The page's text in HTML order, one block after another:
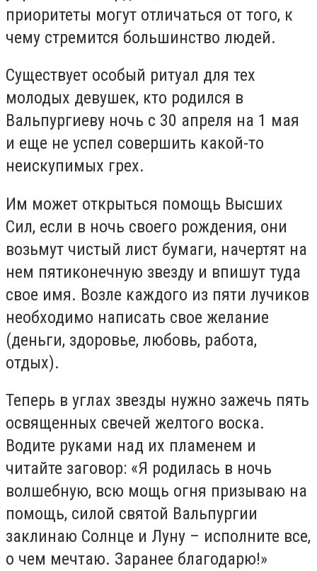
приоритеты могут отличаться от того, к
чему стремится большинство людей.
Существует особый ритуал для тех
молодых девушек, кто родился в
Вальпургиеву ночь с 30 апреля на 1 мая
и еще не успел совершить какой-то
неискупимых грех.
Им может открыться помощь Высших
Сил, если в ночь своего рождения, они
возьмут чистый лист бумаги, начертят на
нем пятиконечную звезду и впишут туда
свое имя. Возле каждого из пяти лучиков
необходимо написать свое желание
(деньги, здоровье, любовь, работа,
отдых).
Теперь в углах звезды нужно зажечь пять
освященных свечей желтого воска.
Водите руками над их пламенем и
читайте заговор: «Я родилась в ночь
волшебную, всю мощь огня призываю на
помощь, силой святой Вальпургии
заклинаю Солнце и Луну – исполните все,
о чем мечтаю. Заранее благодарю!»